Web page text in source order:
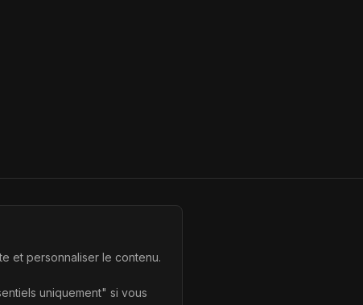
et personnaliser le contenu.
uniquement" si vous